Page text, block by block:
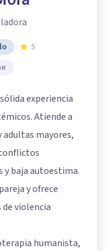
5
experiencia
Atiende a
adultas mayores,
y baja autoestima.
y ofrece
violencia
humanista,